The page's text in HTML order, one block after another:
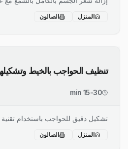
المنزل الصالون
تنظيف الحواجب بالخيط
15-30 min
تشكيل دقيق للحواجب باستخدام تقنية
المنزل الصالون